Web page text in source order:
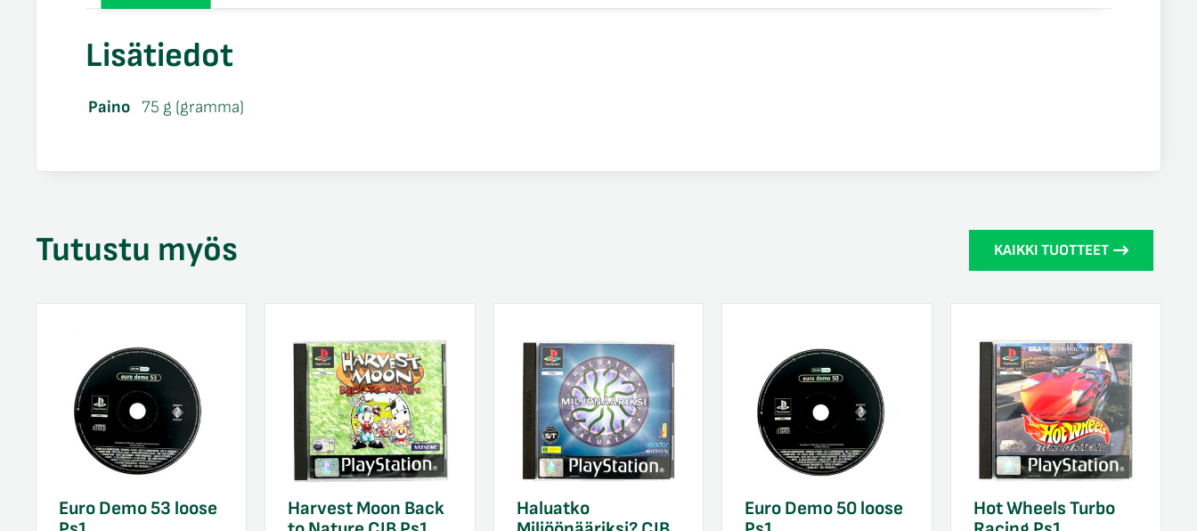
Lisätiedot
Paino 75 g (gramma)
Tutustu myös KAIKKI TUOTTEET
Euro Demo 53 loose
Harvest Moon Back
Haluatko
Euro Demo 50 loose
Hot Wheels Turbo